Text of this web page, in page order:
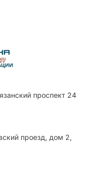
проспект 24
проезд, дом 2,